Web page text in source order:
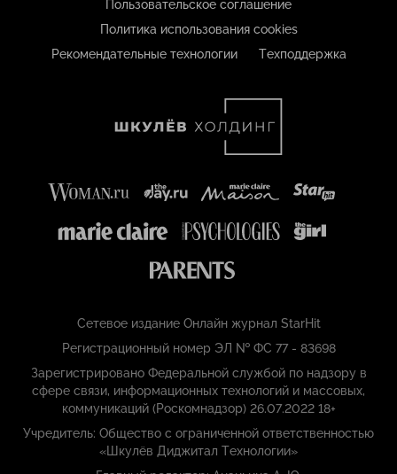
Пользовательское соглашение
Политика использования cookies
Рекомендательные технологии
Техподдержка
Сетевое издание Онлайн журнал StarHit
Регистрационный номер ЭЛ № ФС 77 - 83698
Зарегистрировано Федеральной службой по надзору в
сфере связи, информационных технологий и массовых,
коммуникаций (Роскомнадзор) 26.07.2022 18+
Учредитель: Общество с ограниченной ответственностью
«Шкулёв Диджитал Технологии»